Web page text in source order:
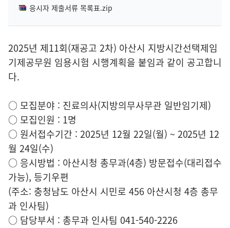
응시자 제출서류 목록표.zip
2025년 제11회(재공고 2차) 아산시 지방시간선택제임
기제공무원 임용시험 시행계획을 붙임과 같이 공고합니
다.
○ 모집분야 : 진료의사(지방의무사무관 일반임기제)
○ 모집인원 : 1명
○ 원서접수기간 : 2025년 12월 22일(월) ~ 2025년 12
월 24일(수)
○ 응시방법 : 아산시청 총무과(4층) 방문접수(대리접수
가능), 등기우편
(주소: 충청남도 아산시 시민로 456 아산시청 4층 총무
과 인사팀)
○ 담당부서 : 총무과 인사팀 041-540-2226